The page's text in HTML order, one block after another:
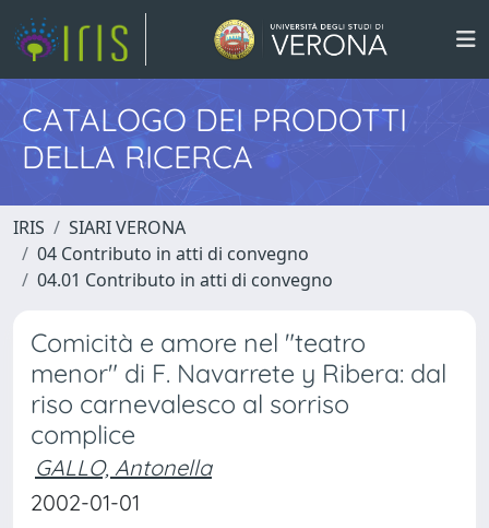
CATALOGO DEI PRODOTTI
DELLA RICERCA
IRIS
SIARI VERONA
04 Contributo in atti di convegno
04.01 Contributo in atti di convegno
Comicità e amore nel "teatro
menor" di F. Navarrete y Ribera: dal
riso carnevalesco al sorriso
complice
GALLO, Antonella
2002-01-01